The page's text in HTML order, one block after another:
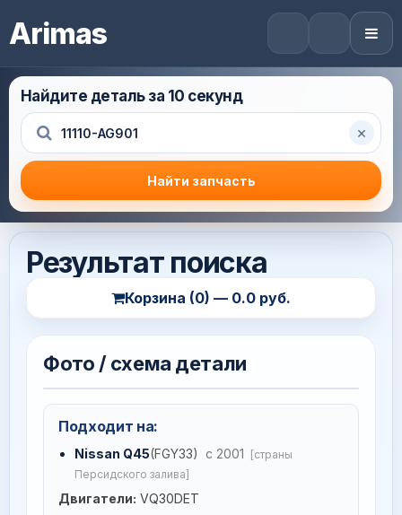
Arimas
Найдите деталь за 10 секунд
×
Найти запчасть
Результат поиска
Корзина (0) — 0.0 руб.
Фото / схема детали
Подходит на:
Nissan Q45(FGY33) с 2001
[страны
Персидского залива]
Двигатели: VQ30DET